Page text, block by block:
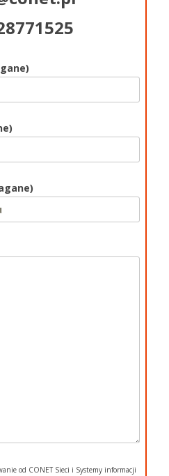
od CONET Sieci i Systemy informacji